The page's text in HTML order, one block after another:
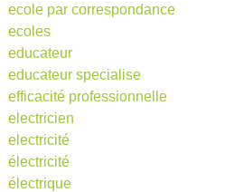
ecole par correspondance
ecoles
educateur
educateur specialise
efficacité professionnelle
electricien
electricité
électricité
électrique